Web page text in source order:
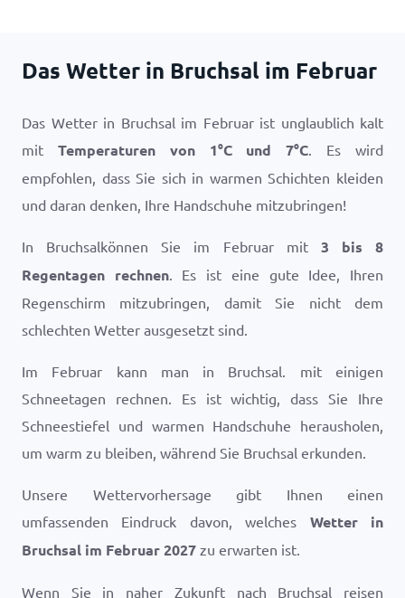
Das Wetter in Bruchsal im Februar
Das Wetter in Bruchsal im Februar ist unglaublich kalt
mit Temperaturen von 1°Cund7°C. Es wird
empfohlen, dass Sie sich in warmen Schichten kleiden
und daran denken, Ihre Handschuhe mitzubringen!
In Bruchsalkönnen Sie im Februar mit 3 bis 8
Regentagen rechnen. Es ist eine gute Idee, Ihren
Regenschirm mitzubringen, damit Sie nicht dem
schlechten Wetter ausgesetzt sind.
Im Februar kann man in Bruchsal. mit einigen
Schneetagen rechnen. Es ist wichtig, dass Sie Ihre
Schneestiefel und warmen Handschuhe herausholen,
um warm zu bleiben, während Sie Bruchsal erkunden.
Unsere Wettervorhersage gibt Ihnen einen
umfassenden Eindruck davon, welches Wetter in
Bruchsal im Februar 2027 zu erwarten ist.
Wenn Sie in naher Zukunft nach Bruchsal reisen